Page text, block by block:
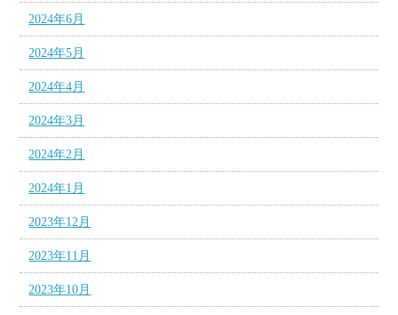
2024年6月
2024年5月
2024年4月
2024年3月
2024年2月
2024年1月
2023年12月
2023年11月
2023年10月